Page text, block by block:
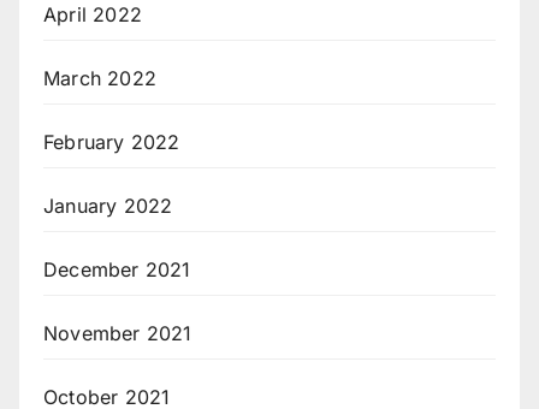
April 2022
March 2022
February 2022
January 2022
December 2021
November 2021
October 2021